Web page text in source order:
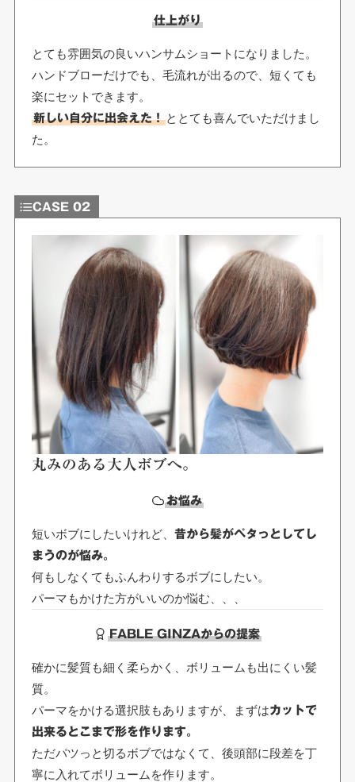
仕上がり
とても雰囲気の良いハンサムショートになりました。
ハンドブローだけでも、毛流れが出るので、短くても
楽にセットできます。
新しい自分に出会えた！ ととても喜んでいただけまし
た。
CASE 02
丸みのある大人ボブへ。
お悩み
短いボブにしたいけれど、昔から髪がペタっとしてし
まうのが悩み。
何もしなくてもふんわりするボブにしたい。
パーマもかけた方がいいのか悩む、、、
FABLE GINZAからの提案
確かに髪質も細く柔らかく、ボリュームも出にくい髪
質。
パーマをかける選択肢もありますが、まずはカットで
出来るとこまで形を作ります。
ただパツっと切るボブではなくて、後頭部に段差を丁
寧に入れてボリュームを作ります。